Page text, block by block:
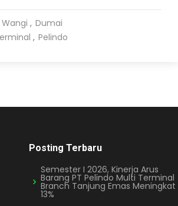
Dumai
Pelindo
Posting Terbaru
Semester I 2026, Kinerja Arus
Barang PT Pelindo Multi Terminal
Branch Tanjung Emas Meningkat
13%